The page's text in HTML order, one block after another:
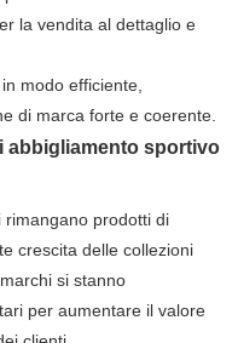
la vendita al dettaglio e
modo efficiente,
di marca forte e coerente.
abbigliamento sportivo
rimangano prodotti di
crescita delle collezioni
si stanno
per aumentare il valore